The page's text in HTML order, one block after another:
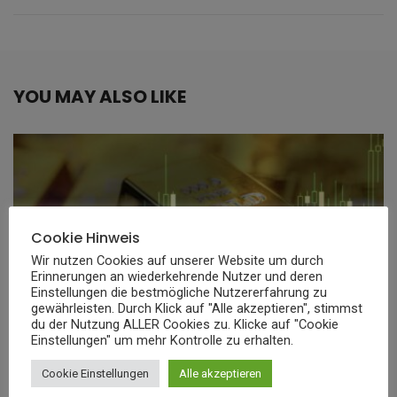
YOU MAY ALSO LIKE
Cookie Hinweis
Wir nutzen Cookies auf unserer Website um durch
Erinnerungen an wiederkehrende Nutzer und deren
Einstellungen die bestmögliche Nutzererfahrung zu
gewährleisten. Durch Klick auf "Alle akzeptieren", stimmst
du der Nutzung ALLER Cookies zu. Klicke auf "Cookie
Einstellungen" um mehr Kontrolle zu erhalten.
Cookie Einstellungen Alle akzeptieren